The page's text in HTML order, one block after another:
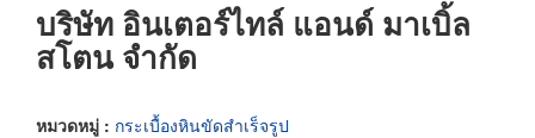
บริษัท อินเตอร์ไทล์ แอนด์ มาเบิ้ล
สโตน จำกัด
หมวดหมู่ : กระเบื้องหินขัดสำเร็จรูป